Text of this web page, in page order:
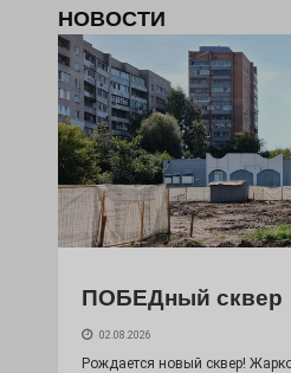
НОВОСТИ
ПОБЕДный сквер
02.08.2026
Рождается новый сквер!